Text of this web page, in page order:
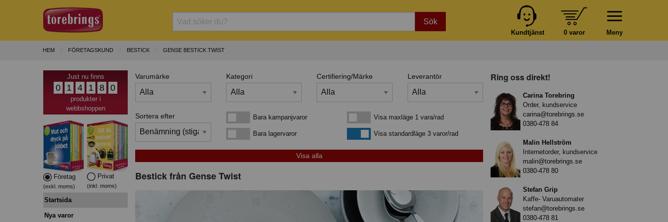
Sök
Meny
0 varor
Kundtjänst
HEM FÖRETAGSKUND BESTICK GENSE BESTICK TWIST
Just nu finns
0 1 4 1 8 0
produkter i
webbshoppen
Företag
(exkl. moms)
Privat
(inkl. moms)
Startsida
Nya varor
Varumärke Kategori Certifiering/Märke Leverantör
Sortera efter Bara kampanjvarorBara kampanjvaror
Bara lagervarorBara lagervaror
Visa maxläge 1 vara/rad
Visa maxläge 1 vara/rad
Visa standardlägeVisa standardläge 3 varor/rad
Bestick från Gense Twist
Ring oss direkt!
Carina Torebring
Order, kundservice
carina@torebrings.se
0380-478 84
Malin Hellström
Internetorder, kundservice
malin@torebrings.se
0380-478 80
Stefan Grip
Kaffe- Varuautomater
stefan@torebrings.se
0380-478 81